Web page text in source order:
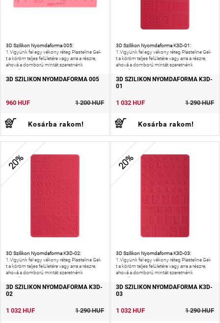
3D Szilikon Nyomdaforma 005:
1.Vigyünk fel egy vékony réteg Plasteline Gel-
t a köröm teljes felületére vagy arra a részre,
ahová a domború mintát szeretnénk
megalkotni.2.
3D SZILIKON NYOMDAFORMA 005
960 HUF 1 200 HUF
Kosárba rakom!
3D Szilikon Nyomdaforma K3D-01:
1.Vigyünk fel egy vékony réteg Plasteline Gel-
t a köröm teljes felületére vagy arra a részre,
ahová a domború mintát szeretnénk
megalkotni.2.
3D SZILIKON NYOMDAFORMA K3D-
01
1 032 HUF 1 290 HUF
Kosárba rakom!
20%
3D Szilikon Nyomdaforma K3D-02:
1.Vigyünk fel egy vékony réteg Plasteline Gel-
t a köröm teljes felületére vagy arra a részre,
ahová a domború mintát szeretnénk
megalkotni.2.
3D SZILIKON NYOMDAFORMA K3D-
02
1 032 HUF 1 290 HUF
20%
3D Szilikon Nyomdaforma K3D-03:
1.Vigyünk fel egy vékony réteg Plasteline Gel-
t a köröm teljes felületére vagy arra a részre,
ahová a domború mintát szeretnénk
megalkotni.2.
3D SZILIKON NYOMDAFORMA K3D-
03
1 032 HUF 1 290 HUF